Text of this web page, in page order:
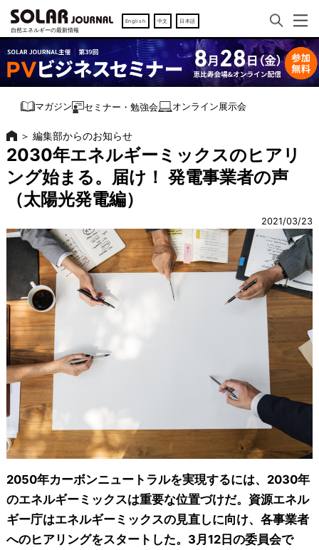
English 中文 日本語
マガジン セミナー・勉強会 オンライン展示会
＞ 編集部からのお知らせ
2030年エネルギーミックスのヒアリ
ング始まる。届け！ 発電事業者の声
（太陽光発電編）
2021/03/23
2050年カーボンニュートラルを実現するには、2030年
のエネルギーミックスは重要な位置づけだ。資源エネル
ギー庁はエネルギーミックスの見直しに向け、各事業者
へのヒアリングをスタートした。3月12日の委員会で